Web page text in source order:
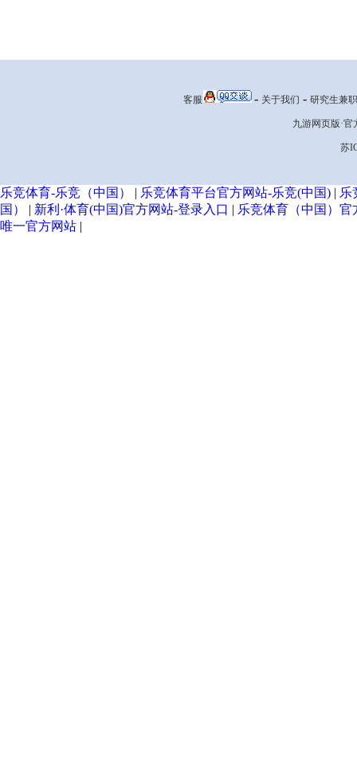
客服 - 关于我们 -研究生兼
九游网页版·官
苏
乐竞体育-乐竞（中国） | 乐竞体育平台官方网站-乐竞(中国) | 乐
国）
| 新利·体育(中国)官方网站-登录入口 | 乐竞体育（中国）官
唯一官方网站 |